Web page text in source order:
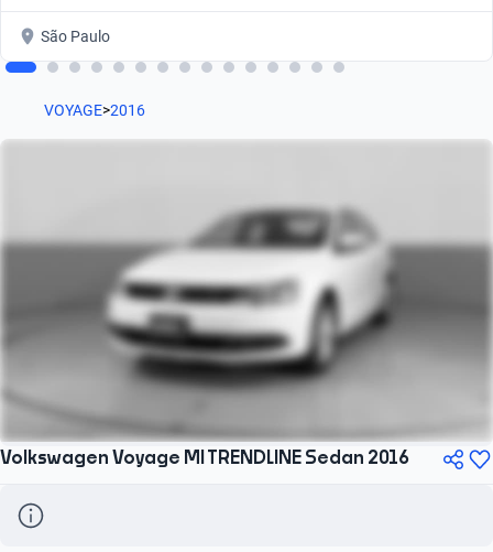
São Paulo
VOYAGE>2016
Volkswagen Voyage MI TRENDLINE Sedan 2016